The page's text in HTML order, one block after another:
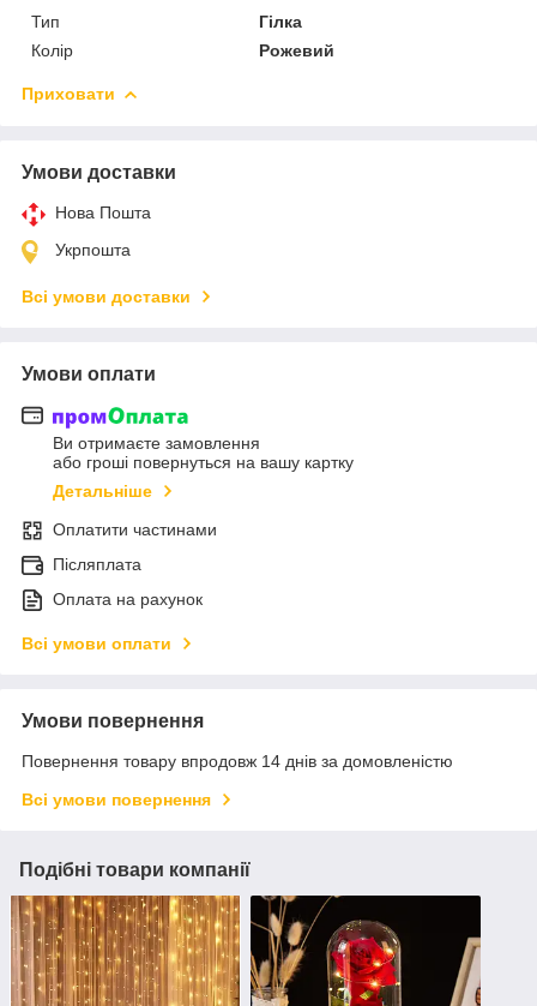
Тип
Гілка
Колір
Рожевий
Приховати
Умови доставки
Нова Пошта
Укрпошта
Всі умови доставки
Умови оплати
Ви отримаєте замовлення
або гроші повернуться на вашу картку
Детальніше
Оплатити частинами
Післяплата
Оплата на рахунок
Всі умови оплати
Умови повернення
Повернення товару впродовж 14 днів за домовленістю
Всі умови повернення
Подібні товари компанії